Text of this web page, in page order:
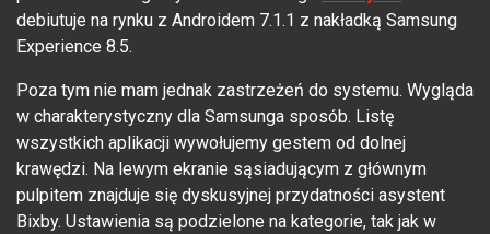
debiutuje na rynku z Androidem 7.1.1 z nakładką Samsung
Experience 8.5.
Poza tym nie mam jednak zastrzeżeń do systemu. Wygląda
w charakterystyczny dla Samsunga sposób. Listę
wszystkich aplikacji wywołujemy gestem od dolnej
krawędzi. Na lewym ekranie sąsiadującym z głównym
pulpitem znajduje się dyskusyjnej przydatności asystent
Bixby. Ustawienia są podzielone na kategorie, tak jak w